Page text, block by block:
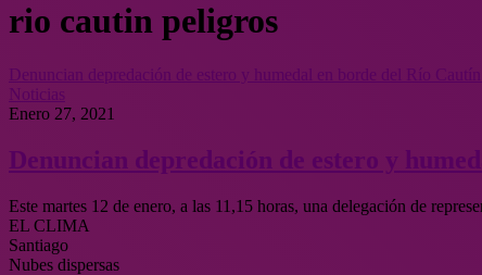
rio cautin peligros
Denuncian depredación de estero y humedal en borde del Río Cautín
Noticias
Enero 27, 2021
Denuncian depredación de estero y
Este martes 12 de enero, a las 11,15 horas, una delegación de
EL CLIMA
Santiago
Nubes dispersas